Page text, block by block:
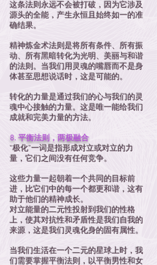
这条法则永远不会被打破，因为它涉及
源头的全能，产生永恒且始终如一的准
确结果。
精神炼金术法则是将所有条件、所有振
动、所有黑暗转化为光明、美丽与和谐
的法则。当我们用灵魂的嘴唇而不是身
体甚至思想说话时，这是可能的。
转化的力量是通过我们的心与我们的灵
魂中心接触的力量。这是唯一能给我们
成就和完美力量的方法。
8. 平衡法则，两极融合
“极化”一词是指形成对立或对立的力
量，它们之间没有任何竞争。
这些力量一起朝着一个共同的目标前
进，比它们中的每一个都更和谐，这有
助于他们的精神成长。
对立能量的二元性投射到我们的性格
上，使其对抗性和矛盾性是我们自我的
来源，这是我们灵魂化身的固有属性。
当我们生活在一个二元的星球上时，我
们需要掌握平衡法则，以平衡男性和女